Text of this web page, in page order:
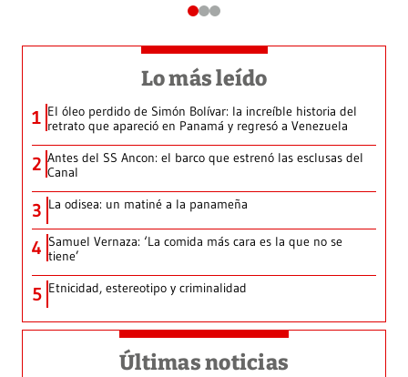
Lo más leído
1 El óleo perdido de Simón Bolívar: la increíble historia del
retrato que apareció en Panamá y regresó a Venezuela
2 Antes del SS Ancon: el barco que estrenó las esclusas del
Canal
3 La odisea: un matiné a la panameña
4 Samuel Vernaza: ‘La comida más cara es la que no se
tiene’
5 Etnicidad, estereotipo y criminalidad
Últimas noticias